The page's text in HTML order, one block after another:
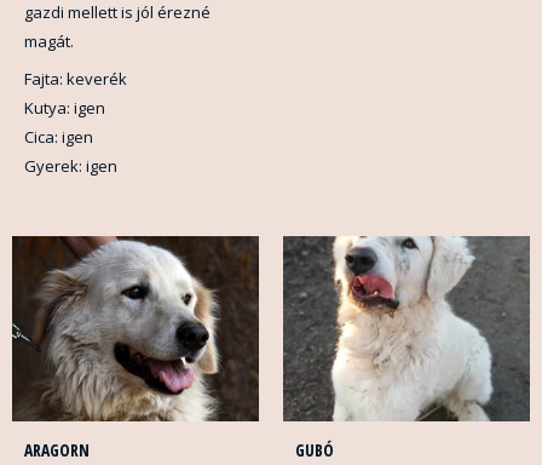
gazdi mellett is jól érezné
magát.
Fajta: keverék
Kutya: igen
Cica: igen
Gyerek: igen
ARAGORN GUBÓ